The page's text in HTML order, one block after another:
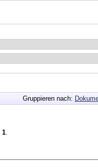
Gruppieren nach:
1